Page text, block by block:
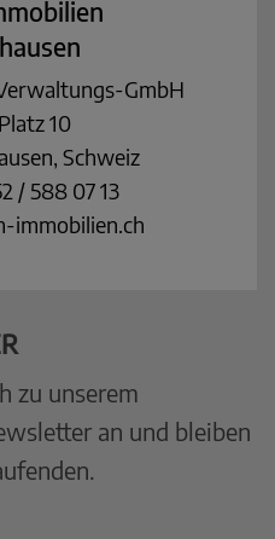
GmbH
10
Schweiz
/ 588 07 13
immobilien.ch
zu unserem
an und bleiben